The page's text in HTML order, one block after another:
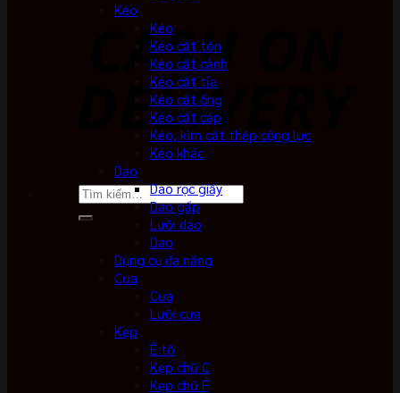
Tìm
Kéo
Kéo
Kéo cắt tôn
Kéo cắt cành
Kéo cắt tỉa
Kéo cắt ống
Kéo cắt cáp
Kéo, kìm cắt thép cộng lực
Kéo khác
Dao
Dao rọc giấy
Dao gấp
Lưỡi dao
Dao
Dụng cụ đa năng
Cưa
Cưa
Lưỡi cưa
Kẹp
Ê tô
Kẹp chữ C
Kẹp chữ F